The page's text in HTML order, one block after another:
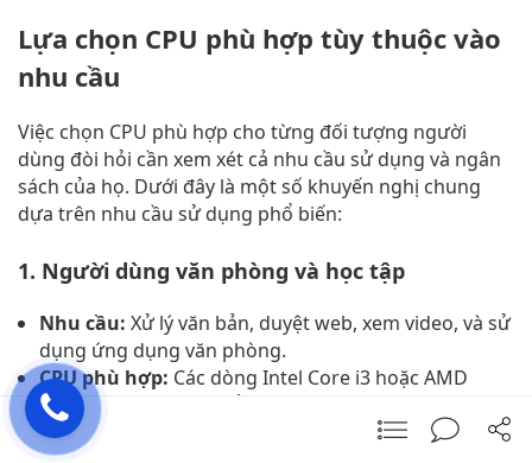
Lựa chọn CPU phù hợp tùy thuộc vào
nhu cầu
Việc chọn CPU phù hợp cho từng đối tượng người
dùng đòi hỏi cần xem xét cả nhu cầu sử dụng và ngân
sách của họ. Dưới đây là một số khuyến nghị chung
dựa trên nhu cầu sử dụng phổ biến:
1. Người dùng văn phòng và học tập
Nhu cầu: Xử lý văn bản, duyệt web, xem video, và sử
dụng ứng dụng văn phòng.
CPU phù hợp: Các dòng Intel Core i3 hoặc AMD
Ryzen 3 với 4 lõi có thể đáp ứng tốt nhu cầu này,
cung cấp đủ hiệu suất cho các tác vụ hàng ngày mà